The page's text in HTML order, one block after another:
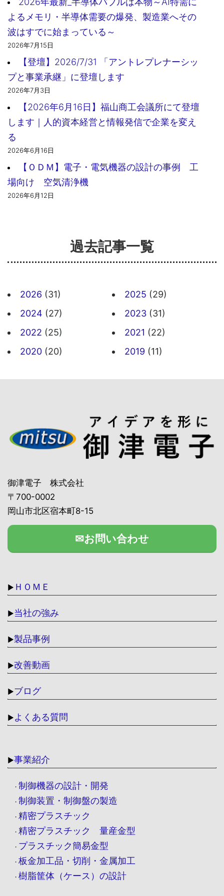
よるメモリ・半導体需要の爆発、製造業へその
波はすでに始まっている～
2026年7月15日
【登壇】2026/7/31 「アントレプレナーシッ
プと事業承継」に登壇します
2026年7月3日
【2026年6月16日】福山商工会議所にて登壇
します｜人的資本経営と情報発信で企業を変え
る
2026年6月16日
【ＯＤＭ】電子・電気機器の設計の事例 工
場向け 空気清浄機
2026年6月12日
過去記事一覧
2026 (31) 2025 (29)
2024 (27) 2023 (31)
2022 (25) 2021 (22)
2020 (20) 2019 (11)
御津電子 株式会社
〒700-0002
岡山市北区宿本町8-15
✉お問い合わせ
▶ ＨＯＭＥ
▶当社の強み
▶製品事例
▶改善動画
▶ブログ
▶よくある質問
▶事業紹介
・ 制御機器の設計・開発
・ 制御装置・制御盤の製造
・ 精密プラスチック
・ 精密プラスチック 量産金型
・ プラスチック簡易金型
・ 板金加工品・切削・金属加工
・ 樹脂筐体（ケース）の設計